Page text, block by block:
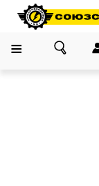
Адреса магазинов
Главная О компании